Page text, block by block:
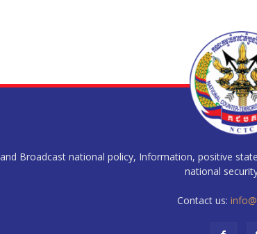
Broadcast national policy, Information, positive
national
Contact us: